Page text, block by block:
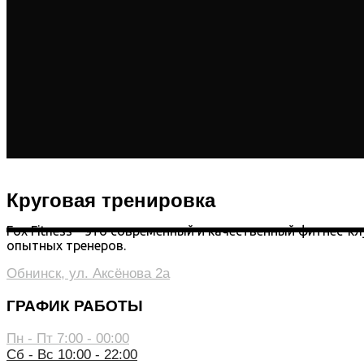
Круговая тренировка
Fox Fitness – это современный и качественный фитнес-
опытных тренеров.
Обнинск, ул. Аксёнова 2а
ГРАФИК РАБОТЫ
Пн - Пт 7:00 - 00:00
Сб - Вс 10:00 - 22:00